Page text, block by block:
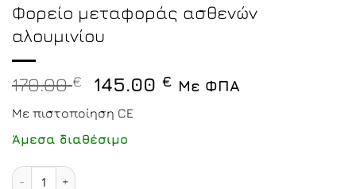
Φορείο μεταφοράς ασθενών
αλουμινίου
170.00€
Original
was:
170.00 €.
145.00€ΗΜε ΦΠΑ
Με πιστοποίηση CE
Άμεσα διαθέσιμο
Φορείο μεταφοράς ασθενών αλουμινίου ποσότητα